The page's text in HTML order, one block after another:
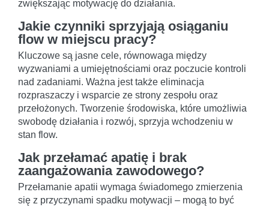
zwiększając motywację do działania.
Jakie czynniki sprzyjają osiąganiu
flow w miejscu pracy?
Kluczowe są jasne cele, równowaga między
wyzwaniami a umiejętnościami oraz poczucie kontroli
nad zadaniami. Ważna jest także eliminacja
rozpraszaczy i wsparcie ze strony zespołu oraz
przełożonych. Tworzenie środowiska, które umożliwia
swobodę działania i rozwój, sprzyja wchodzeniu w
stan flow.
Jak przełamać apatię i brak
zaangażowania zawodowego?
Przełamanie apatii wymaga świadomego zmierzenia
się z przyczynami spadku motywacji – mogą to być